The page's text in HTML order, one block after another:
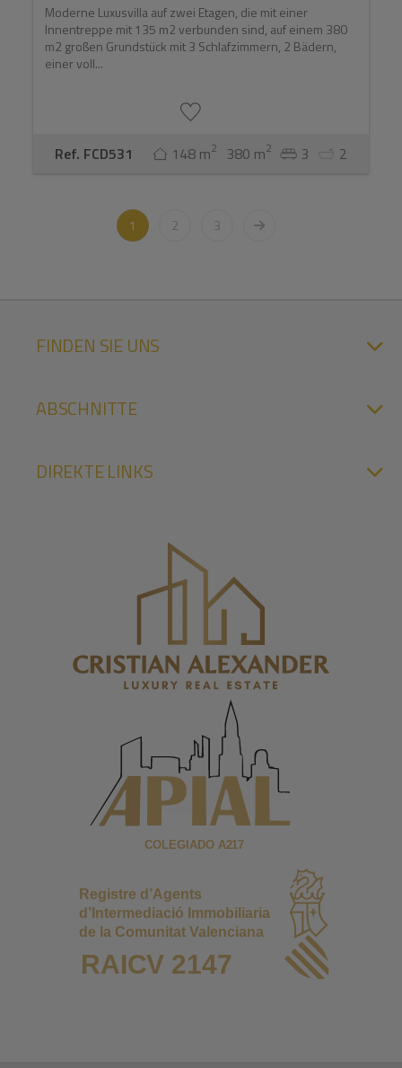
Moderne Luxusvilla auf zwei Etagen, die mit einer
Innentreppe mit 135 m2 verbunden sind, auf einem 380
m2 großen Grundstück mit 3 Schlafzimmern, 2 Bädern,
einer voll...
Ref. FCD531 148 m2 380 m2 3 2
1 2 3
FINDEN SIE UNS
ABSCHNITTE
DIREKTE LINKS